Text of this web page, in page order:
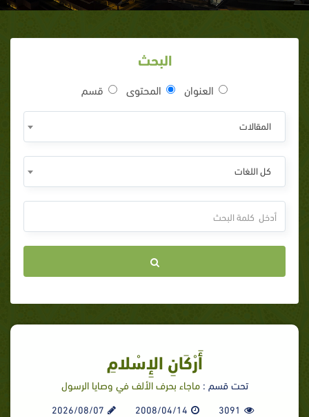
البحث
العنوان المحتوى قسم
المقالات
كل اللغات
أَرْكَانِ الإِسْلامِ
تحت قسم :ماجاء بحرف الألف في وصايا الرسول
3091
2008/04/14
2026/08/07